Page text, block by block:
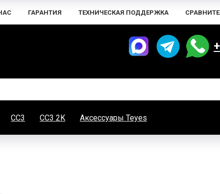
ГАРАНТИЯ ТЕХНИЧЕСКАЯ ПОДДЕРЖКА
CC3 CC3 2K Аксессуары Teyes